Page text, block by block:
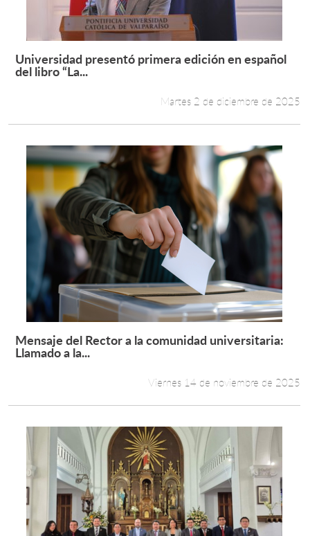
Leer más +
Universidad presentó primera edición en español
del libro “La...
Martes 2 de diciembre de 2025
Leer más +
Mensaje del Rector a la comunidad universitaria:
Llamado a la...
Viernes 14 de noviembre de 2025